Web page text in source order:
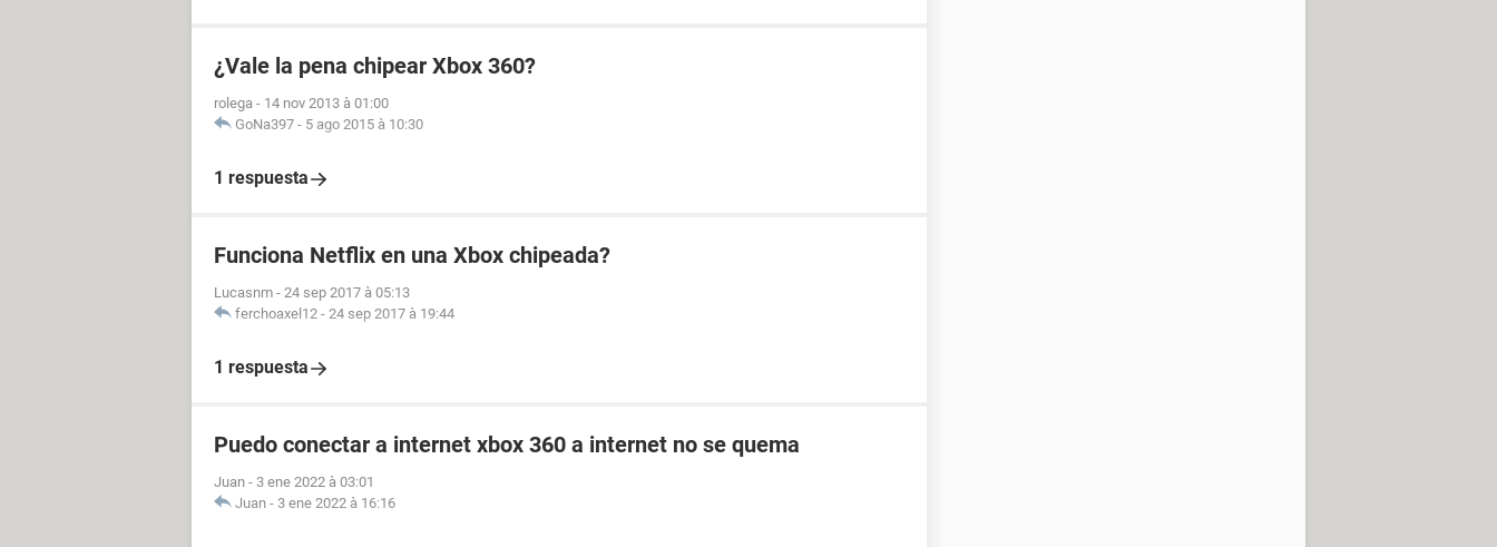
¿Vale la pena chipear Xbox 360?
rolega - 14 nov 2013 à 01:00
GoNa397 - 5 ago 2015 à 10:30
1 respuesta
Funciona Netflix en una Xbox chipeada?
Lucasnm - 24 sep 2017 à 05:13
ferchoaxel12 - 24 sep 2017 à 19:44
1 respuesta
Puedo conectar a internet xbox 360 a internet no se quema
Juan - 3 ene 2022 à 03:01
Juan - 3 ene 2022 à 16:16